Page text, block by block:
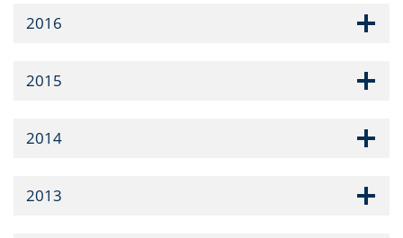
2016
2015
2014
2013